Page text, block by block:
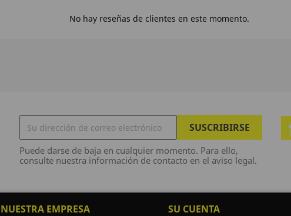
No hay reseñas de clientes en este momento.
Puede darse de baja en cualquier momento. Para ello,
consulte nuestra información de contacto en el aviso legal.
NUESTRA EMPRESA SU CUENTA